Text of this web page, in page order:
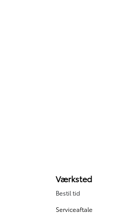
Værksted
Bestil tid
Serviceaftaledin bil er værd?